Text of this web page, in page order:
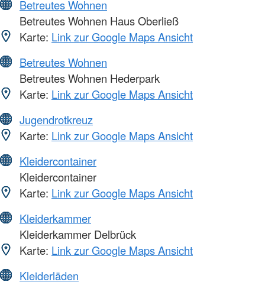
Betreutes Wohnen
Betreutes Wohnen Haus Oberließ
Karte: Link zur Google Maps Ansicht
Betreutes Wohnen
Betreutes Wohnen Hederpark
Karte: Link zur Google Maps Ansicht
Jugendrotkreuz
Karte: Link zur Google Maps Ansicht
Kleidercontainer
Kleidercontainer
Karte: Link zur Google Maps Ansicht
Kleiderkammer
Kleiderkammer Delbrück
Karte: Link zur Google Maps Ansicht
Kleiderläden